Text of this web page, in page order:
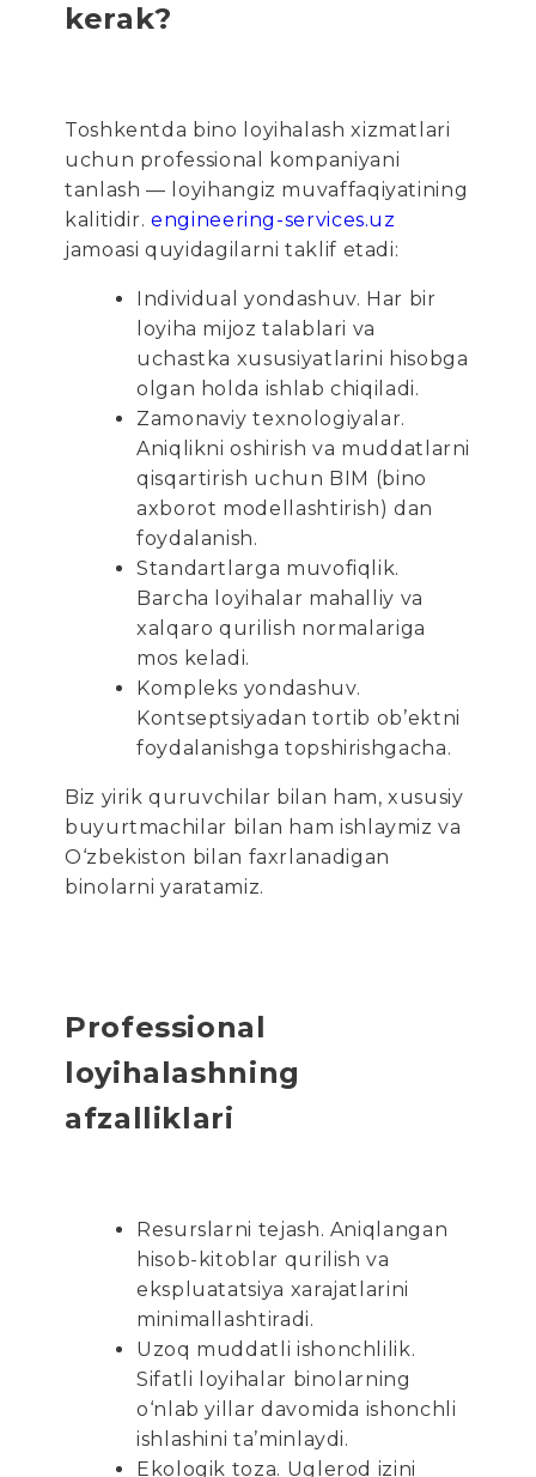
kerak?
Toshkentda bino loyihalash xizmatlari
uchun professional kompaniyani
tanlash — loyihangiz muvaffaqiyatining
kalitidir.engineering-services.uz
jamoasi quyidagilarni taklif etadi:
Individual yondashuv. Har bir
loyiha mijoz talablari va
uchastka xususiyatlarini hisobga
olgan holda ishlab chiqiladi.
Zamonaviy texnologiyalar.
Aniqlikni oshirish va muddatlarni
qisqartirish uchun BIM (bino
axborot modellashtirish) dan
foydalanish.
Standartlarga muvofiqlik.
Barcha loyihalar mahalliy va
xalqaro qurilish normalariga
mos keladi.
Kompleks yondashuv.
Kontseptsiyadan tortib ob’ektni
foydalanishga topshirishgacha.
Biz yirik quruvchilar bilan ham, xususiy
buyurtmachilar bilan ham ishlaymiz va
O‘zbekiston bilan faxrlanadigan
binolarni yaratamiz.
Professional
loyihalashning
afzalliklari
Resurslarni tejash. Aniqlangan
hisob-kitoblar qurilish va
ekspluatatsiya xarajatlarini
minimallashtiradi.
Uzoq muddatli ishonchlilik.
Sifatli loyihalar binolarning
o‘nlab yillar davomida ishonchli
ishlashini ta’minlaydi.
Ekologik toza. Uglerod izini